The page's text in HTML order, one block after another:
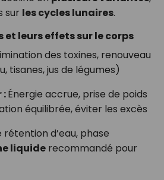
sur les cycles lunaires.
et leurs effets sur le corps
des toxines, renouveau
tisanes, jus de légumes)
:Énergie accrue, prise de poids
équilibrée, éviter les excès
rétention d’eau, phase
liquiderecommandé pour